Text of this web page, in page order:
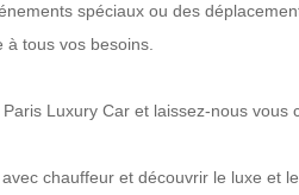
spéciaux ou des
tous vos besoins.
Luxury Car et laissez-nous
chauffeur et découvrir le luxe et